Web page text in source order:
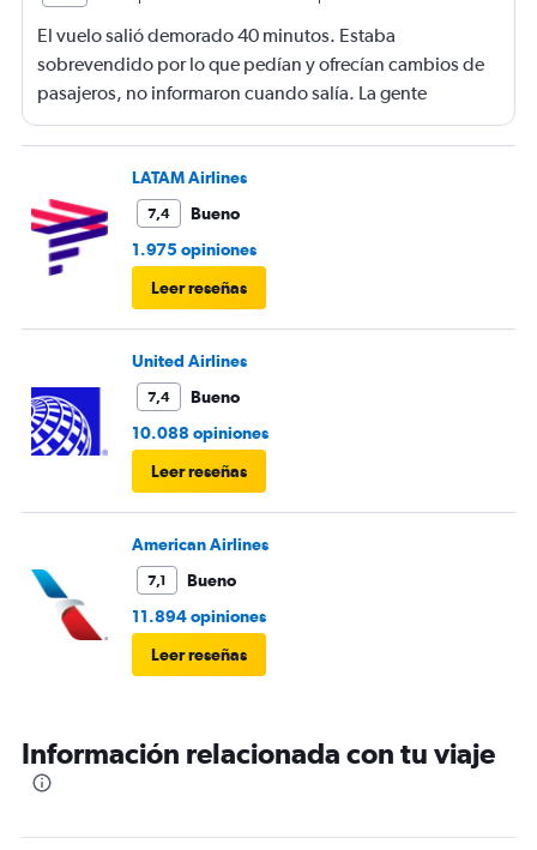
El vuelo salió demorado 40 minutos. Estaba
sobrevendido por lo que pedían y ofrecían cambios de
pasajeros, no informaron cuando salía. La gente
haciendo filas larguísimas para no quedarse sin viajar.
Mucha maleta de mano no había lugar. En mi caso se
terminó la comida me ofrecieron un solo menú.
LATAM Airlines
7,4
Bueno
1.975 opiniones
Leer reseñas
United Airlines
7,4
Bueno
10.088 opiniones
Leer reseñas
American Airlines
7,1
Bueno
11.894 opiniones
Leer reseñas
Información relacionada con tu viaje